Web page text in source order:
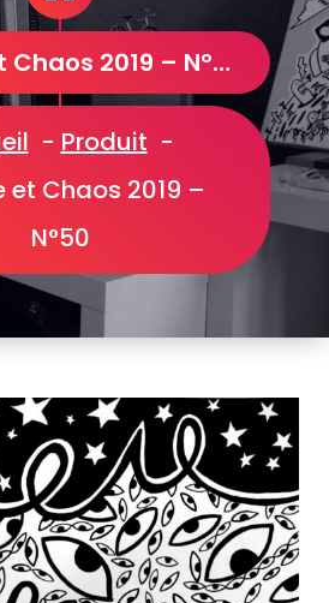
Genèse et Chaos 2019 – N°50
- Produit -
et Chaos 2019 –
N°50